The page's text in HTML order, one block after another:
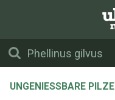
UNGENIESSBARE PILZE